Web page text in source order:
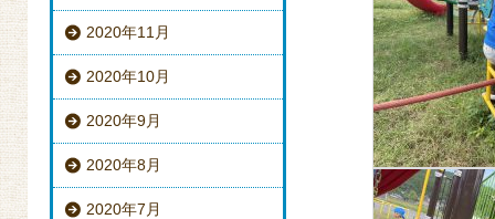
2020年11月
2020年10月
2020年9月
2020年8月
2020年7月